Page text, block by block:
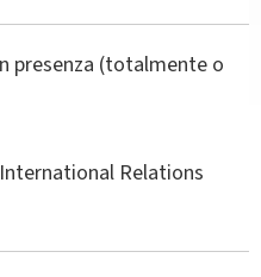
presenza (totalmente o
International Relations